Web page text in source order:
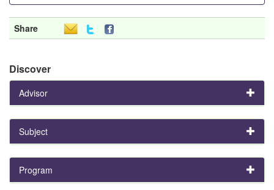
Share
Discover
Advisor
Subject
Program